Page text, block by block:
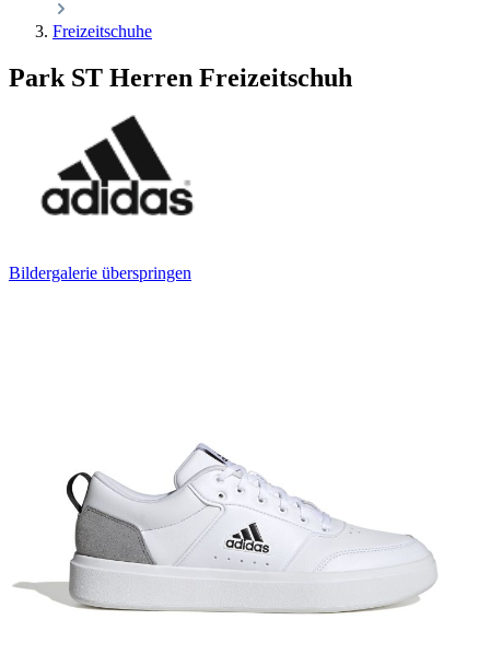
Freizeitschuhe
Park ST Herren Freizeitschuh
Bildergalerie überspringen